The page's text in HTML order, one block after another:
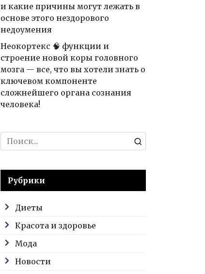
и какие причины могут лежать в
основе этого нездорового
недоумения
Неокортекс 🧠 функции и
строение новой коры головного
мозга — все, что вы хотели знать о
ключевом компоненте
сложнейшего органа сознания
человека!
Search
for:
Рубрики
Диеты
Красота и здоровье
Мода
Новости